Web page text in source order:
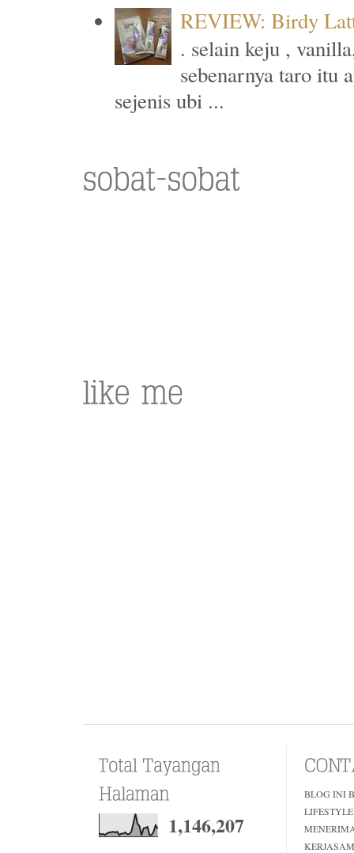
REVIEW: Birdy
. selain keju ,
sebenarnya taro itu
sejenis ubi ...
1,146,207
BLOG INI